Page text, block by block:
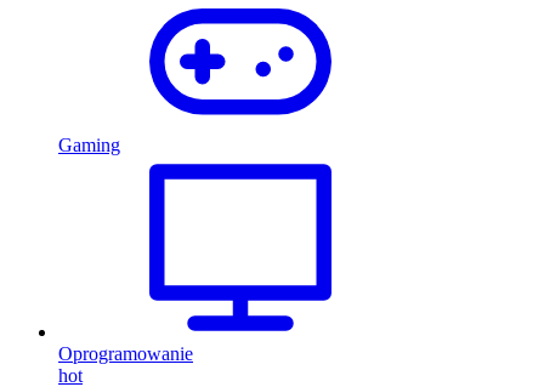
Gaming
Oprogramowanie
hot